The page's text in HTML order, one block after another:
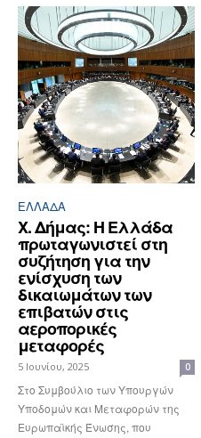
ΕΛΛΆΔΑ
Χ. Δήμας: Η Ελλάδα
πρωταγωνιστεί στη
συζήτηση για την
ενίσχυση των
δικαιωμάτων των
επιβατών στις
αεροπορικές
μεταφορές
5 Ιουνίου, 2025 0
Στο Συμβούλιο των Υπουργών
Υποδομών και Μεταφορών της
Ευρωπαϊκής Ένωσης, που